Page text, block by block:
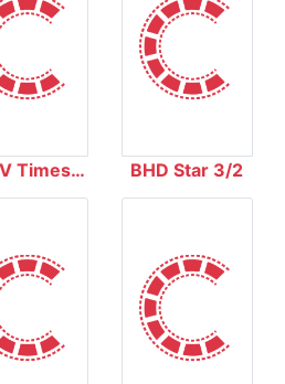
Times
City
BHD Star 3/2